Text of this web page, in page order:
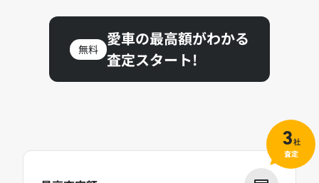
無料
愛車の最高額がわかる
査定スタート!
3社
査定